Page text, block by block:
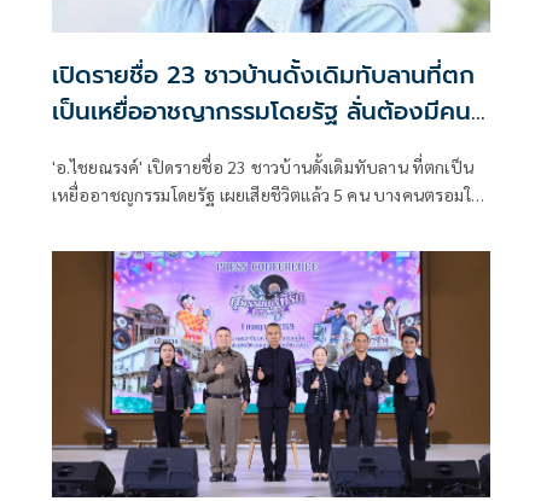
เปิดรายชื่อ 23 ชาวบ้านดั้งเดิมทับลานที่ตก
เป็นเหยื่ออาชญากรรมโดยรัฐ ลั่นต้องมีคน
'อ.ไชยณรงค์' เปิดรายชื่อ 23 ชาวบ้านดั้งเดิมทับลาน ที่ตกเป็น
เหยื่ออาชญกรรมโดยรัฐ เผยเสียชีวิตแล้ว 5 คน บางคนตรอมใจ
ต้องรับผิดชอบด้วย